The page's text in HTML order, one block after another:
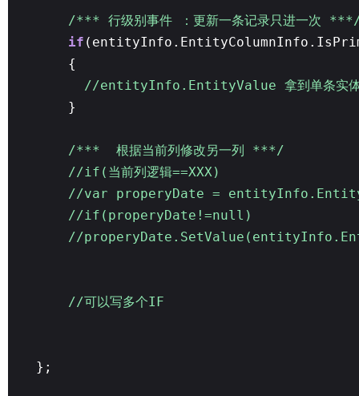
/*** 行级别事件 ：更新一条记录只进一次
if
{
//entityInfo.EntityValue 拿到单条实体
}
/*** 根据当前列修改另一列 ***/
//if(当前列逻辑==XXX)
//var properyDate =
//if(properyDate!=null)
//
//可以写多个IF
};